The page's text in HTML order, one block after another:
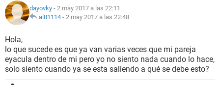
NUTRICIÓN
BIENESTAR
SEXUALIDAD
dayovky - 2 may 2017 a las 22:11
al81114 - 2 may 2017 a las 22:48
Hola,
lo que sucede es que ya van varias veces que mi pareja
eyacula dentro de mi pero yo no siento nada cuando lo hace,
solo siento cuando ya se esta saliendo a qué se debe esto?